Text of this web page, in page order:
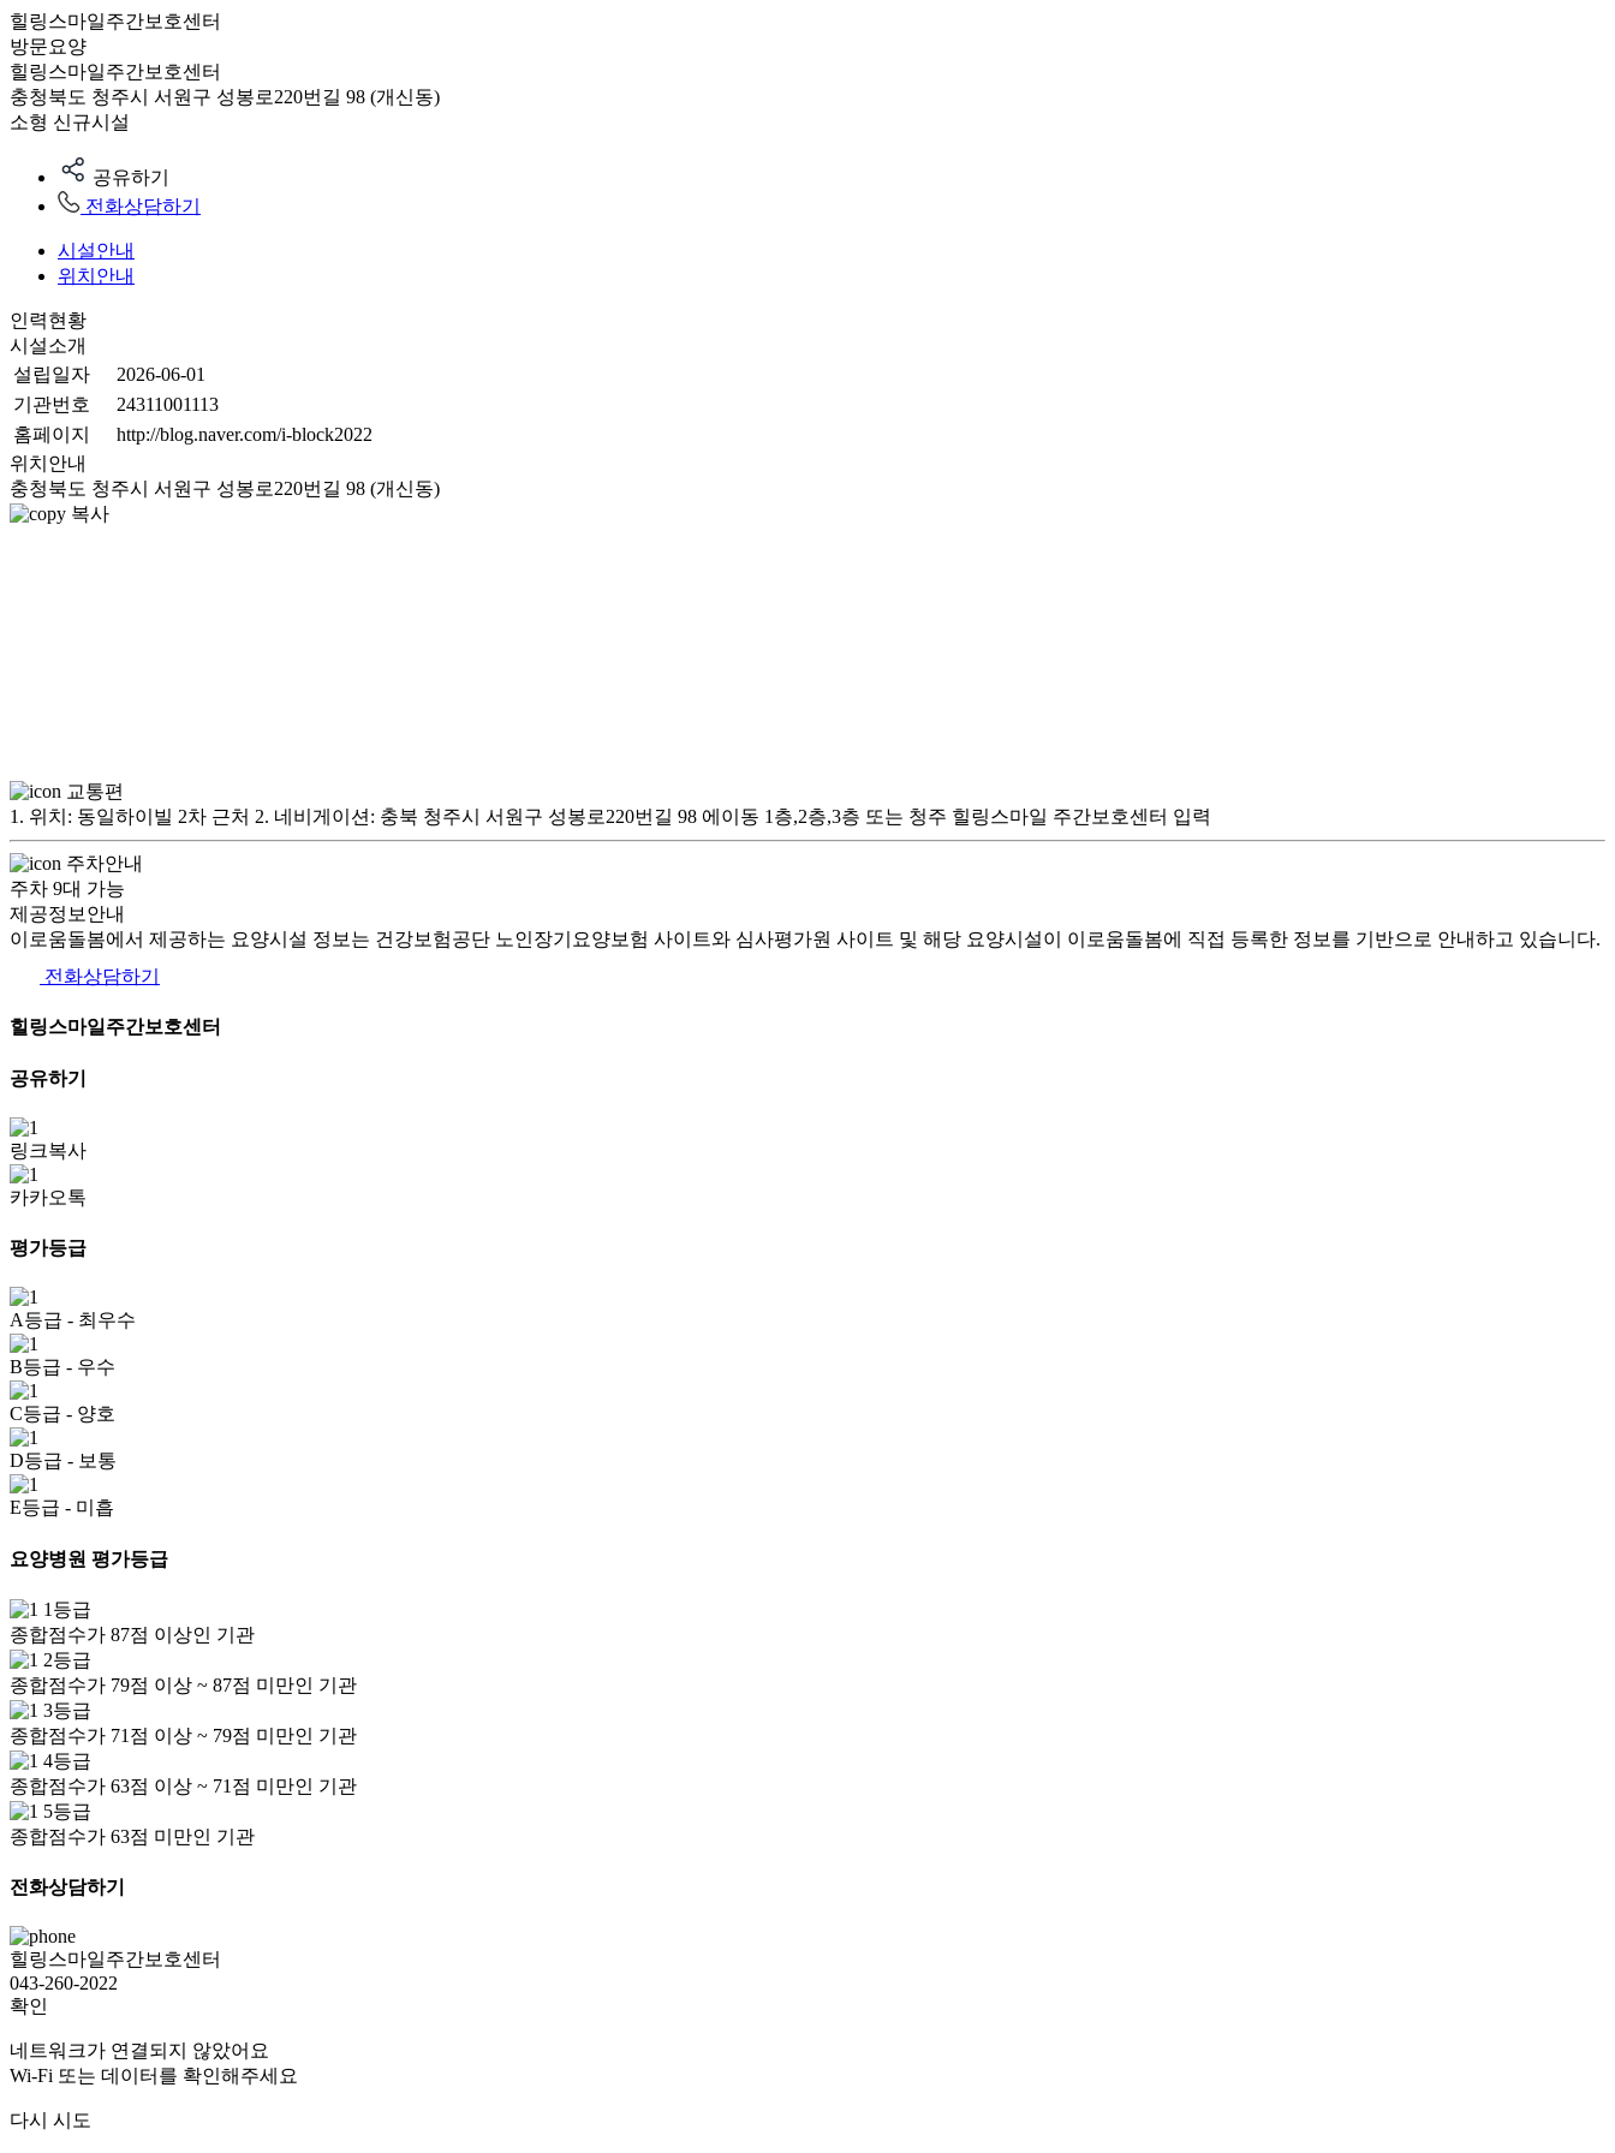
힐링스마일주간보호센터
방문요양
힐링스마일주간보호센터
충청북도 청주시 서원구 성봉로220번길 98 (개신동)
소형 신규시설
공유하기
전화상담하기
시설안내
위치안내
인력현황
시설소개
설립일자
2026-06-01
기관번호
24311001113
홈페이지
http://blog.naver.com/i-block2022
위치안내
충청북도 청주시 서원구 성봉로220번길 98 (개신동)
복사
교통편
1. 위치: 동일하이빌 2차 근처 2. 네비게이션: 충북 청주시 서원구 성봉로220번길 98 에이동 1층,2층,3층 또는 청주 힐링스마일 주간보호센터 입력
주차안내
주차 9대 가능
제공정보안내
이로움돌봄에서 제공하는 요양시설 정보는 건강보험공단 노인장기요양보험 사이트와 심사평가원 사이트 및 해당 요양시설이 이로움돌봄에 직접 등록한 정보를 기반으로 안내하고 있습니다.
전화상담하기
힐링스마일주간보호센터
공유하기
링크복사
카카오톡
평가등급
A등급 - 최우수
B등급 - 우수
C등급 - 양호
D등급 - 보통
E등급 - 미흡
요양병원 평가등급
1등급
종합점수가 87점 이상인 기관
2등급
종합점수가 79점 이상 ~ 87점 미만인 기관
3등급
종합점수가 71점 이상 ~ 79점 미만인 기관
4등급
종합점수가 63점 이상 ~ 71점 미만인 기관
5등급
종합점수가 63점 미만인 기관
전화상담하기
힐링스마일주간보호센터
043-260-2022
확인
네트워크가 연결되지 않았어요
Wi-Fi 또는 데이터를 확인해주세요
다시 시도